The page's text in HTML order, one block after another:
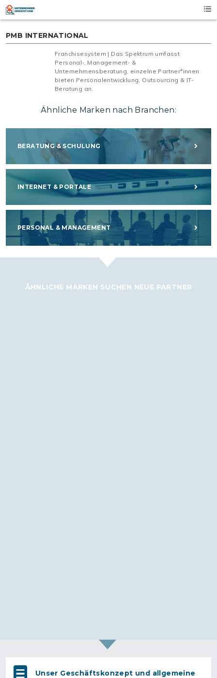
Skip
content
PMB INTERNATIONAL
Franchisesystem | Das Spektrum umfasst
Personal-, Management- &
Unternehmensberatung, einzelne Partner*innen
bieten Personalentwicklung, Outsourcing & IT-
Beratung an.
Ähnliche Marken nach Branchen:
BERATUNG & SCHULUNG
INTERNET & PORTALE
PERSONAL & MANAGEMENT
ÄHNLICHE MARKEN SUCHEN NEUE PARTNER
Unser Geschäftskonzept und allgemeine